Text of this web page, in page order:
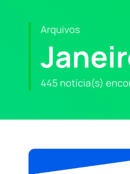
Arquivos
445 notícia(s)